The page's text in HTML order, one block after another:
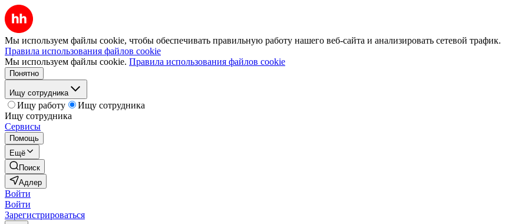
Мы используем файлы cookie, чтобы обеспечивать правильную работу нашего веб-сайта и анализировать сетевой трафик.
Правила использования файлов cookie
Мы используем файлы cookie. Правила использования файлов cookie
Понятно
Ищу сотрудника
Ищу работу
Ищу сотрудника
Ищу сотрудника
Сервисы
Помощь
Ещё
Поиск
Адлер
Войти
Войти
Зарегистрироваться